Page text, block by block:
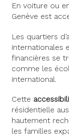
En voiture ou
Genève est
Les quartiers
internationales
financières se
comme les
international.
Cette
résidentielle
hautement
les familles